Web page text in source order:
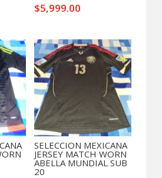
$5,999.00
SELECCION MEXICANA
JERSEY MATCH WORN
ABELLA MUNDIAL SUB
20